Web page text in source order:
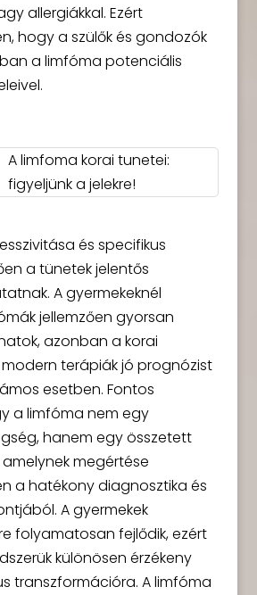
allergiákkal. Ezért
hogy a szülők és gondozók
a limfóma potenciális
A limfoma korai tunetei:
figyeljünk a jelekre!
és specifikus
a tünetek jelentős
A gyermekeknél
jellemzően gyorsan
azonban a korai
terápiák jó prognózist
esetben. Fontos
a limfóma nem egy
hanem egy összetett
megértése
a hatékony diagnosztika és
A gyermekek
folyamatosan fejlődik, ezért
különösen érzékeny
transzformációra. A limfóma